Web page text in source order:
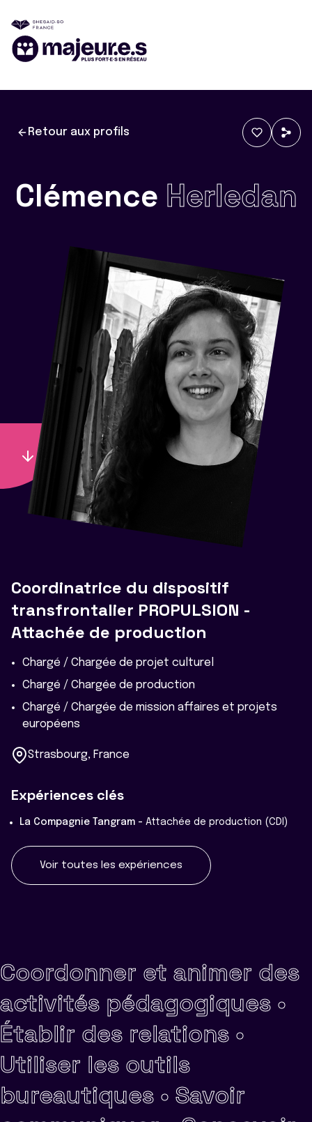
Retour aux profils
Clémence Herledan
Coordinatrice du dispositif
transfrontalier PROPULSION -
Attachée de production
Chargé / Chargée de projet culturel
Chargé / Chargée de production
Chargé / Chargée de mission affaires et projets
européens
Strasbourg, France
Expériences clés
La Compagnie Tangram - Attachée de production (CDI)
Voir toutes les expériences
Coordonner et animer des
activités pédagogiques •
Établir des relations •
Utiliser les outils
bureautiques • Savoir